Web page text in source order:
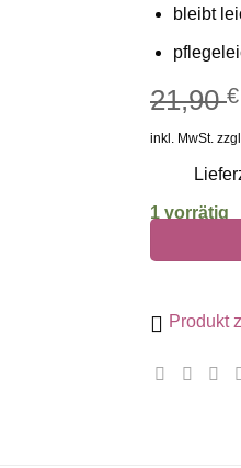
bleibt
21,90€
inkl. MwSt. zzgl.
1 vorrätig
Produkt